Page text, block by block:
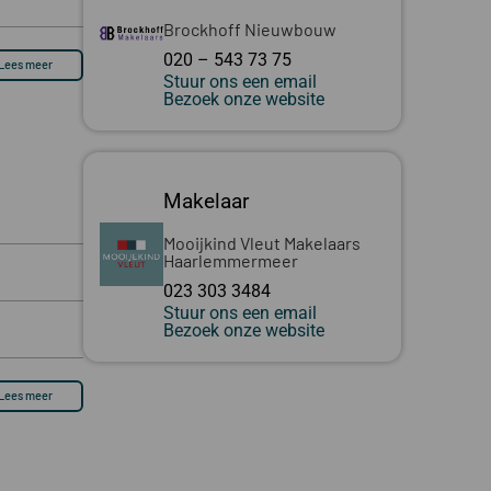
meer
meer
Brockhoff Nieuwbouw
020 – 543 73 75
Stuur ons een email
Bezoek onze website
Makelaar
Mooijkind Vleut Makelaars
Haarlemmermeer
023 303 3484
Stuur ons een email
Bezoek onze website